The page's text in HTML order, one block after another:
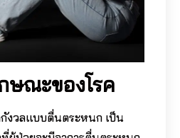
ษณะของโรค
งวลแบบตื่นตระหนก เป็น